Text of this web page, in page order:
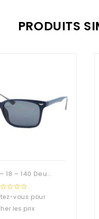
PRODUITS
LS5055 51 – 18 – 140 Deuzioo TR90 Solaire
vous pour
les prix